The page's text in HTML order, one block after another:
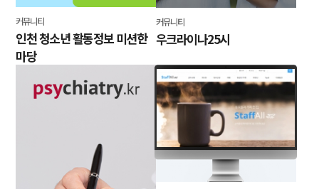
커뮤니티
인천 청소년 활동정보 미션한
마당
커뮤니티
우크라이나25시